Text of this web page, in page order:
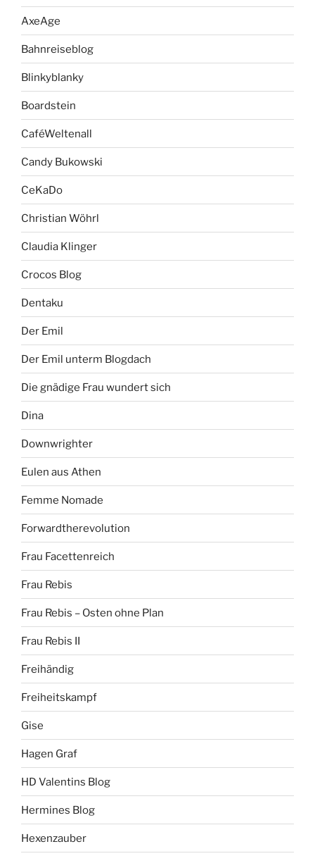
AxeAge
Bahnreiseblog
Blinkyblanky
Boardstein
CaféWeltenall
Candy Bukowski
CeKaDo
Christian Wöhrl
Claudia Klinger
Crocos Blog
Dentaku
Der Emil
Der Emil unterm Blogdach
Die gnädige Frau wundert sich
Dina
Downwrighter
Eulen aus Athen
Femme Nomade
Forwardtherevolution
Frau Facettenreich
Frau Rebis
Frau Rebis – Osten ohne Plan
Frau Rebis II
Freihändig
Freiheitskampf
Gise
Hagen Graf
HD Valentins Blog
Hermines Blog
Hexenzauber